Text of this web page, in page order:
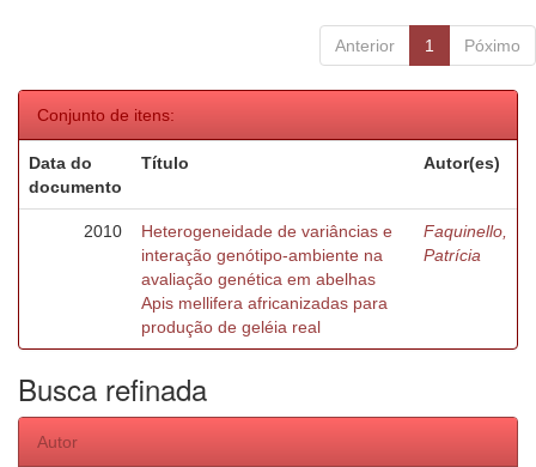
Anterior 1 Póximo
Conjunto de itens:
Data do
documento
Título Autor(es)
2010
Heterogeneidade de variâncias e
interação genótipo-ambiente na
avaliação genética em abelhas
Apis mellifera africanizadas para
produção de geléia real
Faquinello,
Patrícia
Busca refinada
Autor